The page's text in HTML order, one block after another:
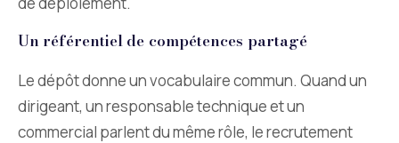
Un référentiel de compétences partagé
Le dépôt donne un vocabulaire commun. Quand un
dirigeant, un responsable technique et un
commercial parlent du même rôle, le recrutement